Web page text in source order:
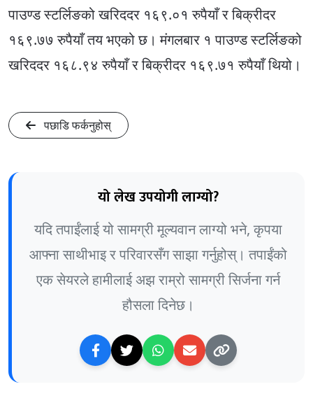
पाउण्ड स्टर्लिङको खरिददर १६९.०१ रुपैयाँ र बिक्रीदर
१६९.७७ रुपैयाँ तय भएको छ। मंगलबार १ पाउण्ड स्टर्लिङको
खरिददर १६८.९४ रुपैयाँ र बिक्रीदर १६९.७१ रुपैयाँ थियो।
पछाडि फर्कनुहोस्
यो लेख उपयोगी लाग्यो?
यदि तपाईंलाई यो सामग्री मूल्यवान लाग्यो भने, कृपया
आफ्ना साथीभाइ र परिवारसँग साझा गर्नुहोस्। तपाईंको
एक सेयरले हामीलाई अझ राम्रो सामग्री सिर्जना गर्न
हौसला दिनेछ।